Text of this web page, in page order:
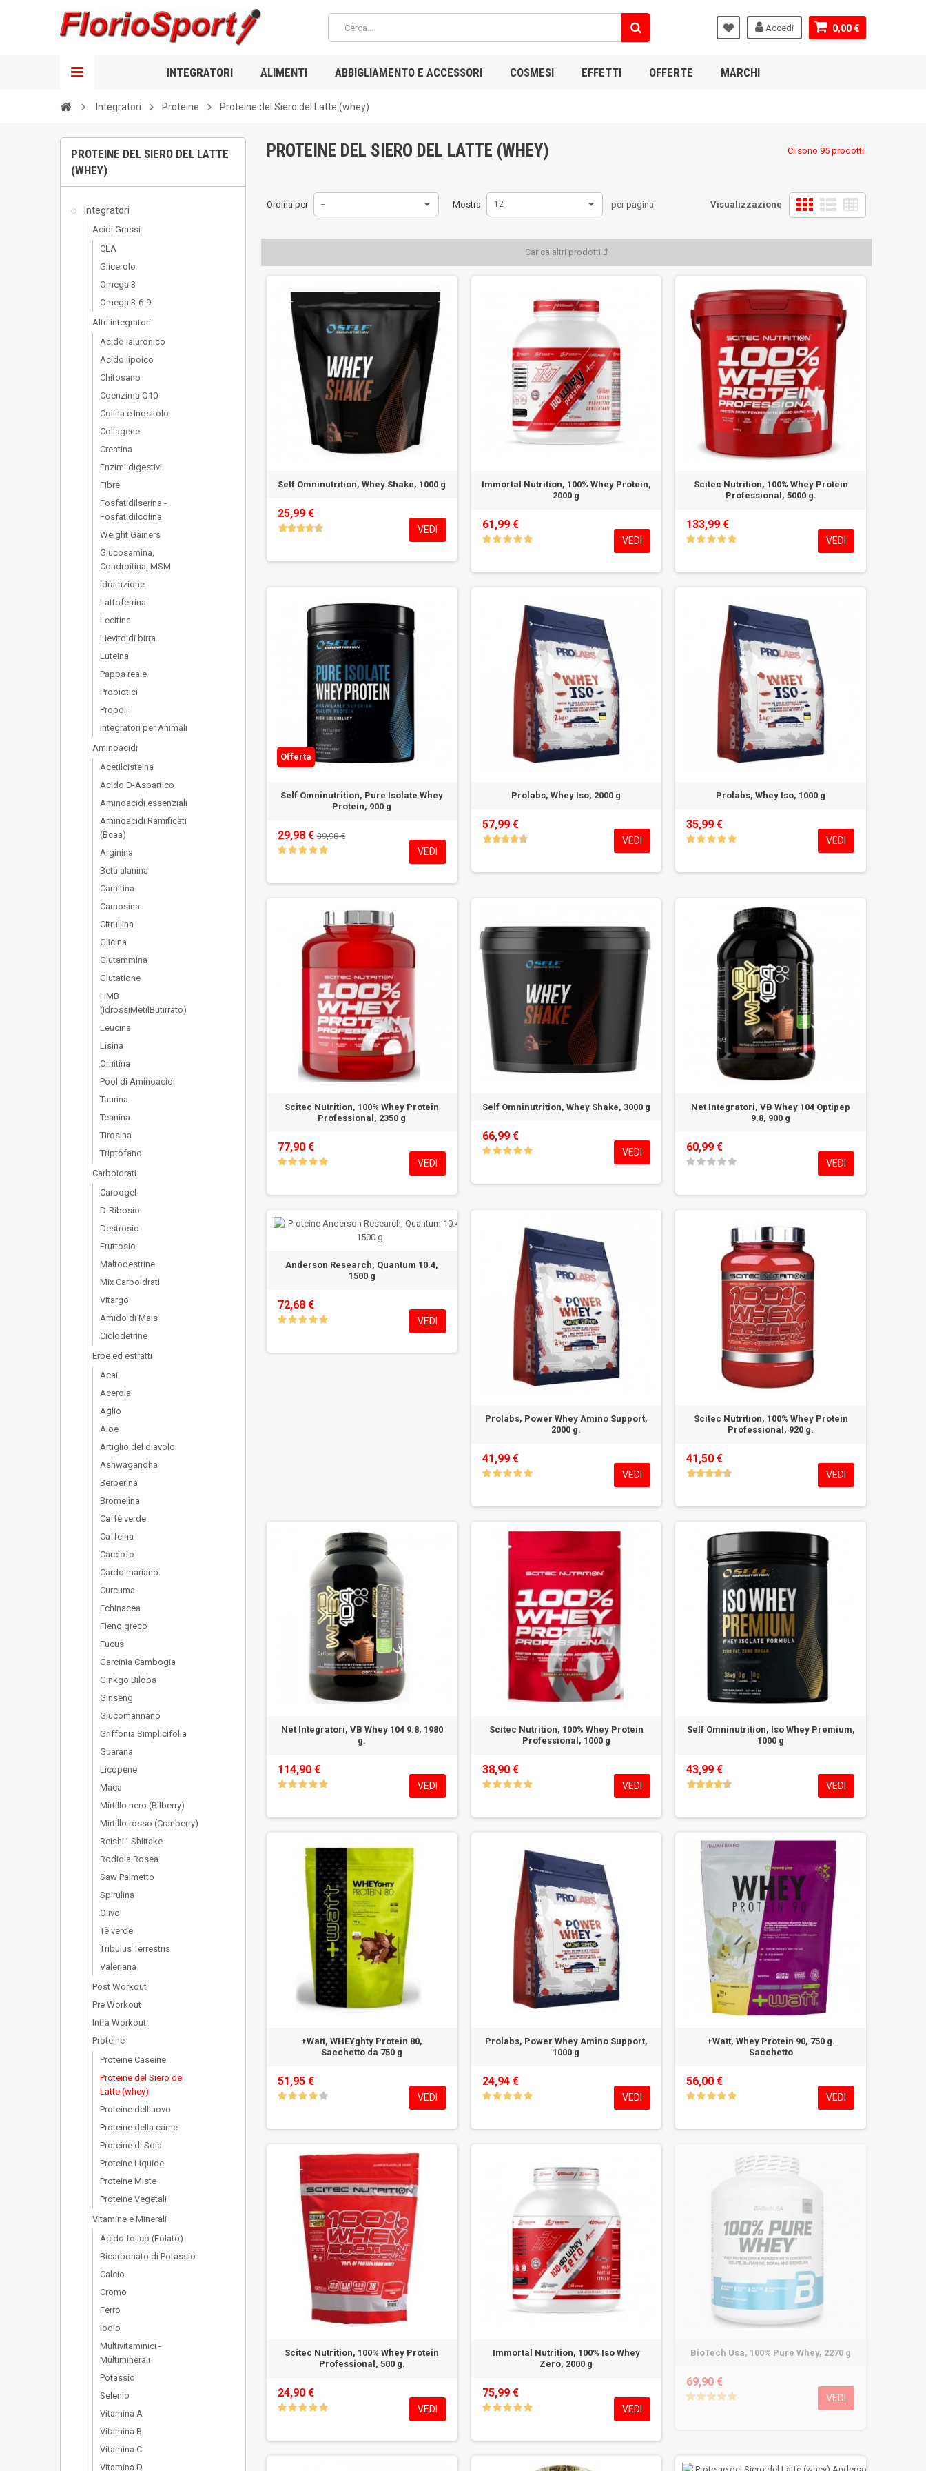
0,00 €
Accedi
INTEGRATORI ALIMENTI ABBIGLIAMENTO E ACCESSORI COSMESI EFFETTI OFFERTE MARCHI
Integratori Proteine Proteine del Siero del Latte (whey)
PROTEINE DEL SIERO DEL LATTE
(WHEY)
Integratori
Acidi Grassi
CLA
Glicerolo
Omega 3
Omega 3-6-9
Altri integratori
Acido ialuronico
Acido lipoico
Chitosano
Coenzima Q10
Colina e Inositolo
Collagene
Creatina
Enzimi digestivi
Fibre
Fosfatidilserina -
Fosfatidilcolina
Weight Gainers
Glucosamina,
Condroitina, MSM
Idratazione
Lattoferrina
Lecitina
Lievito di birra
Luteina
Pappa reale
Probiotici
Propoli
Integratori per Animali
Aminoacidi
Acetilcisteina
Acido D-Aspartico
Aminoacidi essenziali
Aminoacidi Ramificati
(Bcaa)
Arginina
Beta alanina
Carnitina
Carnosina
Citrullina
Glicina
Glutammina
Glutatione
HMB
(IdrossiMetilButirrato)
Leucina
Lisina
Ornitina
Pool di Aminoacidi
Taurina
Teanina
Tirosina
Triptofano
Carboidrati
Carbogel
D-Ribosio
Destrosio
Fruttosio
Maltodestrine
Mix Carboidrati
Vitargo
Amido di Mais
Ciclodetrine
Erbe ed estratti
Acai
Acerola
Aglio
Aloe
Artiglio del diavolo
Ashwagandha
Berberina
Bromelina
Caffè verde
Caffeina
Carciofo
Cardo mariano
Curcuma
Echinacea
Fieno greco
Fucus
Garcinia Cambogia
Ginkgo Biloba
Ginseng
Glucomannano
Griffonia Simplicifolia
Guarana
Licopene
Maca
Mirtillo nero (Bilberry)
Mirtillo rosso (Cranberry)
Reishi - Shiitake
Rodiola Rosea
Saw Palmetto
Spirulina
OIivo
Tè verde
Tribulus Terrestris
Valeriana
Post Workout
Pre Workout
Intra Workout
Proteine
Proteine Caseine
Proteine del Siero del
Latte (whey)
Proteine dell'uovo
Proteine della carne
Proteine di Soia
Proteine Liquide
Proteine Miste
Proteine Vegetali
Vitamine e Minerali
Acido folico (Folato)
Bicarbonato di Potassio
Calcio
Cromo
Ferro
Iodio
Multivitaminici -
Multiminerali
Potassio
Selenio
Vitamina A
Vitamina B
Vitamina C
Vitamina D
PROTEINE DEL SIERO DEL LATTE (WHEY) Ci sono 95 prodotti.
Visualizzazione
Ordina per -- Mostra 12 per pagina
Carica altri prodotti
Self Omninutrition, Whey Shake, 1000 g
25,99 €
VEDI
Immortal Nutrition, 100% Whey Protein,
2000 g
61,99 €
VEDI
Scitec Nutrition, 100% Whey Protein
Professional, 5000 g.
133,99 €
VEDI
Offerta
Self Omninutrition, Pure Isolate Whey
Protein, 900 g
29,98 € 39,98 €
VEDI
Prolabs, Whey Iso, 2000 g
57,99 €
VEDI
Prolabs, Whey Iso, 1000 g
35,99 €
VEDI
Scitec Nutrition, 100% Whey Protein
Professional, 2350 g
77,90 €
VEDI
Self Omninutrition, Whey Shake, 3000 g
66,99 €
VEDI
Net Integratori, VB Whey 104 Optipep
9.8, 900 g
60,99 €
VEDI
Anderson Research, Quantum 10.4,
1500 g
72,68 €
VEDI
Prolabs, Power Whey Amino Support,
2000 g.
41,99 €
VEDI
Scitec Nutrition, 100% Whey Protein
Professional, 920 g.
41,50 €
VEDI
Net Integratori, VB Whey 104 9.8, 1980
g.
114,90 €
VEDI
Scitec Nutrition, 100% Whey Protein
Professional, 1000 g
38,90 €
VEDI
Self Omninutrition, Iso Whey Premium,
1000 g
43,99 €
VEDI
+Watt, WHEYghty Protein 80,
Sacchetto da 750 g
51,95 €
VEDI
Prolabs, Power Whey Amino Support,
1000 g
24,94 €
VEDI
+Watt, Whey Protein 90, 750 g.
Sacchetto
56,00 €
VEDI
Scitec Nutrition, 100% Whey Protein
Professional, 500 g.
24,90 €
VEDI
Immortal Nutrition, 100% Iso Whey
Zero, 2000 g
75,99 €
VEDI
BioTech Usa, 100% Pure Whey, 2270 g
69,90 €
VEDI